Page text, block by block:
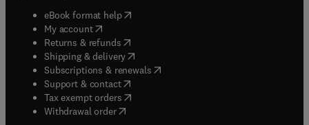
eBook format help( opens in new tab/window
My account( opens in new tab/window
Returns & refunds( opens in new tab/window
Shipping & delivery(opens in new tab/window
Subscriptions & renewals( opens in new tab/window
Support & contact( opens in new tab/window
Tax exempt orders( opens in new tab/window
Withdrawal order